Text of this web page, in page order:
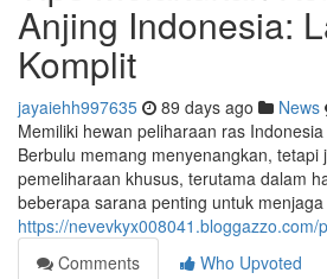
Anjing Indonesia:
Komplit
jayaiehh997635 89 days ago News
Memiliki hewan peliharaan ras
Berbulu memang menyenangkan, tetapi
pemeliharaan khusus, terutama dalam
beberapa sarana penting untuk menjaga
https://nevevkyx008041.bloggazzo.com/
Comments
Who Upvoted